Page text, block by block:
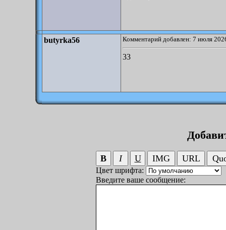
butyrka56 Комментарий добавлен: 7 июля
33
Цвет шрифта:
Введите ваше сообщение: